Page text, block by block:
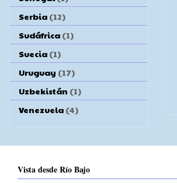
Serbia (12)
Sudáfrica (1)
Suecia (1)
Uruguay (17)
Uzbekistán (1)
Venezuela (4)
Vista desde Río Bajo